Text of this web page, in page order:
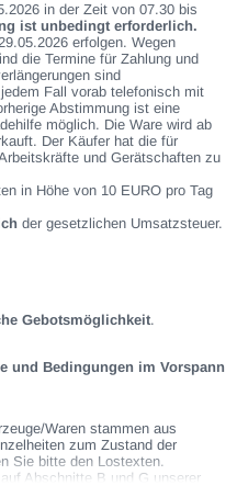
in der Zeit von 07.30 bis
ist unbedingt erforderlich.
erfolgen. Wegen
die Termine für Zahlung und
sind
Fall vorab telefonisch mit
Abstimmung ist eine
möglich. Die Ware wird ab
Der Käufer hat die für
und Gerätschaften zu
in Höhe von 10 EURO pro Tag
der gesetzlichen Umsatzsteuer.
Gebotsmöglichkeit.
und Bedingungen im Vorspann
Waren stammen aus
zum Zustand der
Sie bitte den Lostexten.
Abschnitte B und G unserer